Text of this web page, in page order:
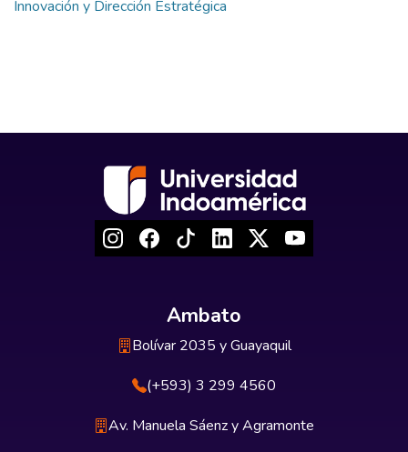
Innovación y Dirección Estratégica
Ambato
Bolívar 2035 y Guayaquil
(+593) 3 299 4560
Av. Manuela Sáenz y Agramonte